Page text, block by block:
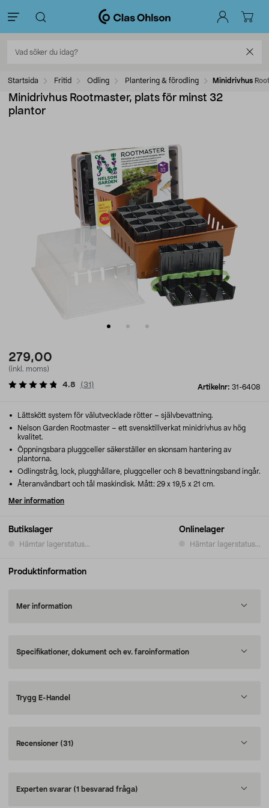
Startsida Fritid Odling Plantering & förodling Minidrivhus
Minidrivhus Rootmaster, plats för minst 32
plantor
279,00
(inkl. moms)
Artikelnr: 31-6408
4.8 (31 )
Butikslager
Hämtar lagerstatus...
Onlinelager
Hämtar lagerstatus...
Lättskött system för välutvecklade rötter – självbevattning.
Nelson Garden Rootmaster – ett svensktillverkat minidrivhus av hög
kvalitet.
Öppningsbara pluggceller säkerställer en skonsam hantering av
plantorna.
Odlingstråg, lock, plugghållare, pluggceller och 8 bevattningsband ingår.
Återanvändbart och tål maskindisk. Mått: 29 x 19,5 x 21 cm.
Mer information
Produktinformation
Mer information
Specifikationer, dokument och ev. faroinformation
Trygg E-Handel
Recensioner (31)
Experten svarar (1 besvarad fråga)